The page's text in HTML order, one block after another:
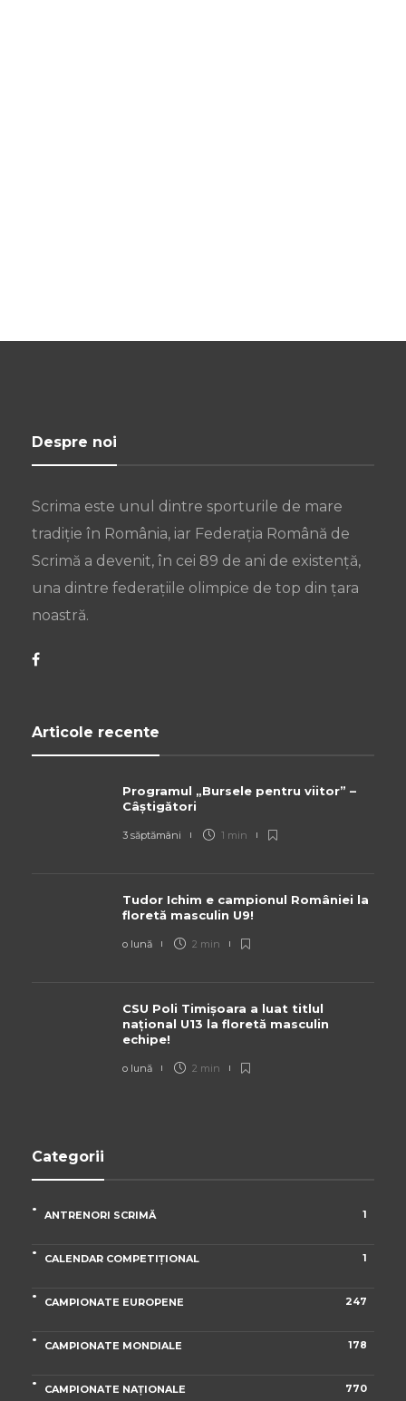
Despre noi
Scrima este unul dintre sporturile de mare
tradiție în România, iar Federația Română de
Scrimă a devenit, în cei 89 de ani de existență,
una dintre federațiile olimpice de top din țara
noastră.
Articole recente
Programul „Bursele pentru viitor” –
Câștigători
3 săptămâni 1 min
Tudor Ichim e campionul României la
floretă masculin U9!
o lună 2 min
CSU Poli Timișoara a luat titlul
național U13 la floretă masculin
echipe!
o lună 2 min
Categorii
ANTRENORI SCRIMĂ 1
CALENDAR COMPETIȚIONAL 1
CAMPIONATE EUROPENE 247
CAMPIONATE MONDIALE 178
CAMPIONATE NAȚIONALE 770